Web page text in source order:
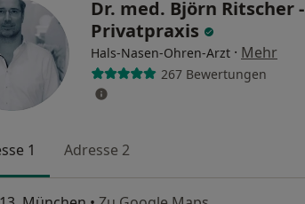
Dr. med. Björn Ritscher -
Privatpraxis
Hals-Nasen-Ohren-Arzt · Mehr
267 Bewertungen
1 Adresse 2